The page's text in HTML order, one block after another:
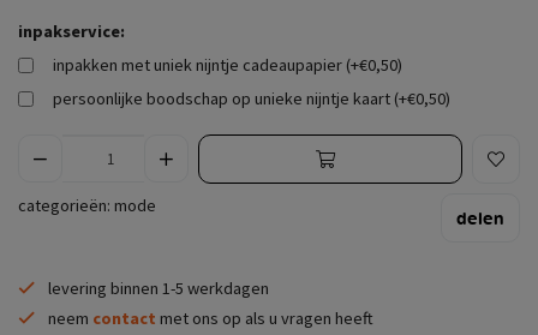
inpakservice:
inpakken met uniek nijntje cadeaupapier (+€0,50)
persoonlijke boodschap op unieke nijntje kaart (+€0,50)
categorieën: mode
delen
levering binnen 1-5 werkdagen
neem contact met ons op als u vragen heeft